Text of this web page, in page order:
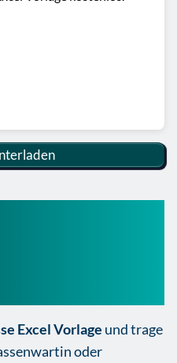
Excel Vorlage und trage
oder